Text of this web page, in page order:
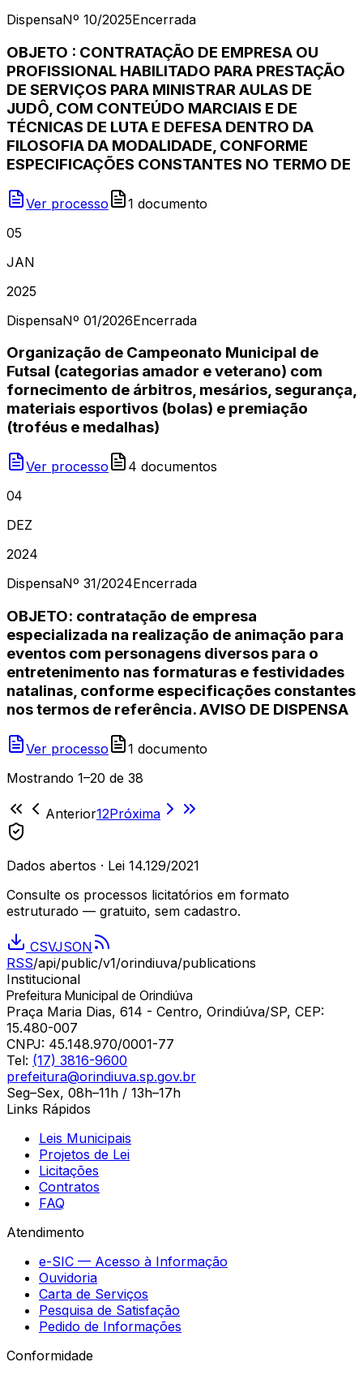
DispensaNº 10/2025Encerrada
OBJETO : CONTRATAÇÃO DE EMPRESA OU
PROFISSIONAL HABILITADO PARA PRESTAÇÃO
DE SERVIÇOS PARA MINISTRAR AULAS DE
JUDÔ, COM CONTEÚDO MARCIAIS E DE
TÉCNICAS DE LUTA E DEFESA DENTRO DA
FILOSOFIA DA MODALIDADE, CONFORME
ESPECIFICAÇÕES CONSTANTES NO TERMO DE
Ver processo 1 documento
05
JAN
2025
DispensaNº 01/2026Encerrada
Organização de Campeonato Municipal de
Futsal (categorias amador e veterano) com
fornecimento de árbitros, mesários, segurança,
materiais esportivos (bolas) e premiação
(troféus e medalhas)
Ver processo 4 documentos
04
DEZ
2024
DispensaNº 31/2024Encerrada
OBJETO: contratação de empresa
especializada na realização de animação para
eventos com personagens diversos para o
entretenimento nas formaturas e festividades
natalinas, conforme especificações constantes
nos termos de referência. AVISO DE DISPENSA
Ver processo 1 documento
Mostrando 1–20 de 38
Anterior12Próxima
Dados abertos · Lei 14.129/2021
Consulte os processos licitatórios em formato
estruturado — gratuito, sem cadastro.
CSVJSON
RSS/api/public/v1/orindiuva/publications
Institucional
Prefeitura Municipal de Orindiúva
Praça Maria Dias, 614 - Centro, Orindiúva/SP, CEP:
15.480-007
CNPJ: 45.148.970/0001-77
Tel: (17) 3816-9600
prefeitura@orindiuva.sp.gov.br
Seg–Sex, 08h–11h / 13h–17h
Links Rápidos
Leis Municipais
Projetos de Lei
Licitações
Contratos
FAQ
Atendimento
e-SIC — Acesso à Informação
Ouvidoria
Carta de Serviços
Pesquisa de Satisfação
Pedido de Informações
Conformidade